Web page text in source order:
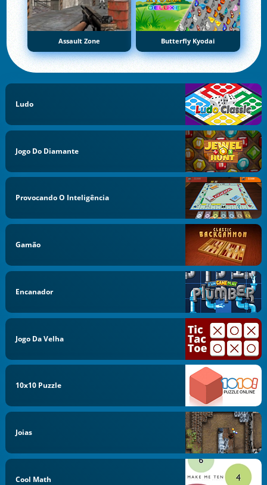
Assault Zone Butterfly Kyodai
Ludo
Jogo Do Diamante
Provocando O Inteligência
Gamão
Encanador
Jogo Da Velha
10x10 Puzzle
Joias
Cool Math